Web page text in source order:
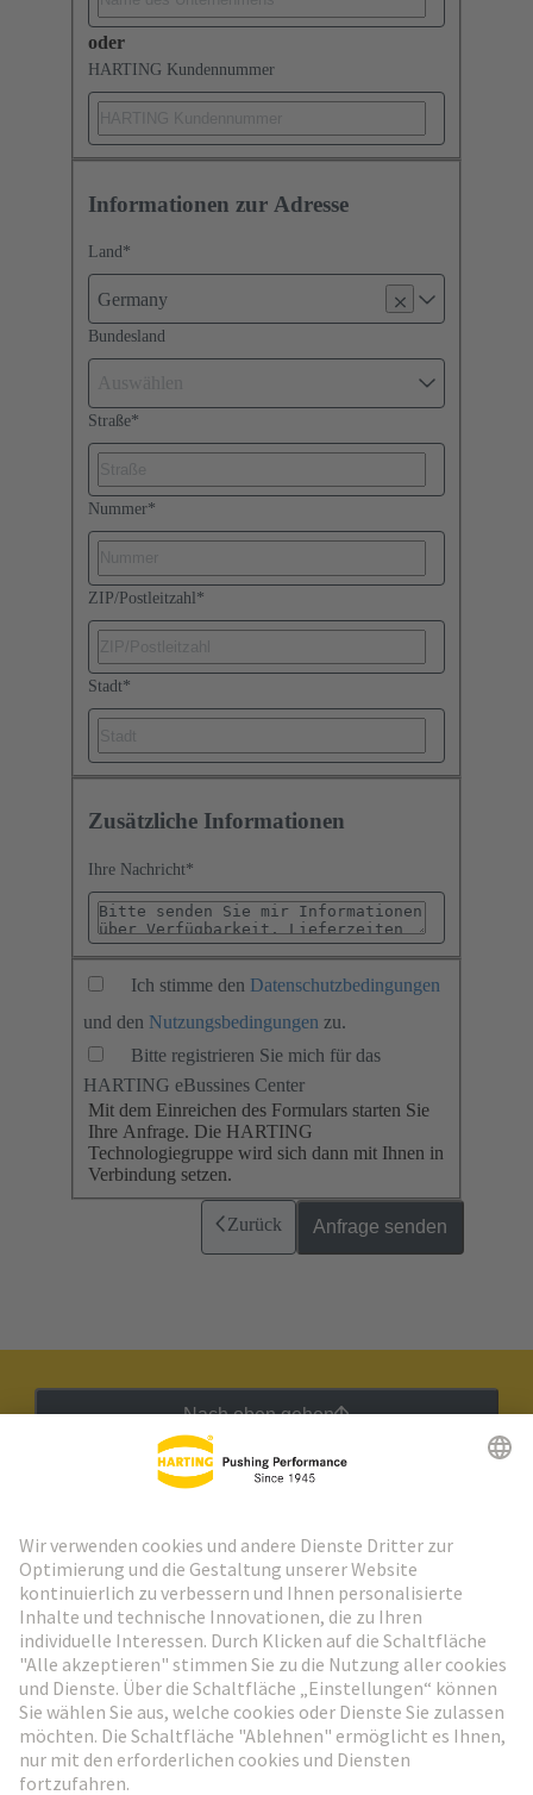
oder
HARTING Kundennummer
Informationen zur Adresse
Land *
Germany
Bundesland
Straße*
Nummer*
ZIP/Postleitzahl *
Stadt*
Zusätzliche Informationen
Ihre Nachricht*
Ich stimme den Datenschutzbedingungen
und den Nutzungsbedingungen zu.
Bitte registrieren Sie mich für das
HARTING eBussines Center
Mit dem Einreichen des Formulars starten Sie
Ihre Anfrage. Die HARTING
Technologiegruppe wird sich dann mit Ihnen in
Verbindung setzen.
Zurück Anfrage senden
Nach oben gehen
Weiter zur Anmeldung
Social Media